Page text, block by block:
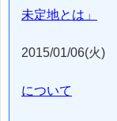
未定地とは」
2015/01/06(火)
について